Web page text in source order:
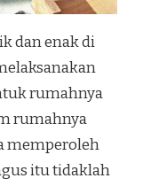
dan enak di
rumahnya
rumahnya
memperoleh
itu tidaklah